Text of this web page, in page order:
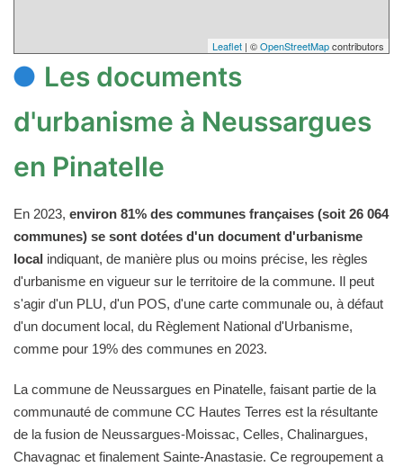
Leaflet | ©OpenStreetMapcontributors
Les documents
d'urbanisme à Neussargues
en Pinatelle
En 2023, environ 81% des communes françaises (soit 26 064
communes) se sont dotées d'un document d'urbanisme
local indiquant, de manière plus ou moins précise, les règles
d'urbanisme en vigueur sur le territoire de la commune. Il peut
s'agir d'un PLU, d'un POS, d'une carte communale ou, à défaut
d'un document local, du Règlement National d'Urbanisme,
comme pour 19% des communes en 2023.
La commune de Neussargues en Pinatelle, faisant partie de la
communauté de commune CC Hautes Terres est la résultante
de la fusion de Neussargues-Moissac, Celles, Chalinargues,
Chavagnac et finalement Sainte-Anastasie. Ce regroupement a